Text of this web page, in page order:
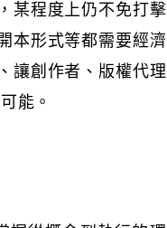
某程度上仍不免打擊
本形式等都需要經濟
讓創作者、版權代理
能。